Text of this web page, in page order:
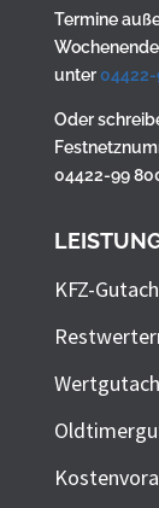
Termine
unter
Oder
04422-99
KFZ-